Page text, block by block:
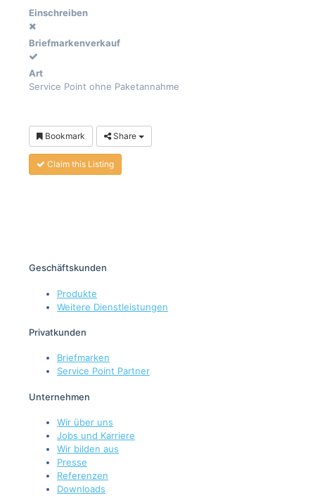
Einschreiben
Briefmarkenverkauf
Art
Service Point ohne Paketannahme
Bookmark Share
Claim this Listing
Geschäftskunden
Produkte
Weitere Dienstleistungen
Privatkunden
Briefmarken
Service Point Partner
Unternehmen
Wir über uns
Jobs und Karriere
Wir bilden aus
Presse
Referenzen
Downloads